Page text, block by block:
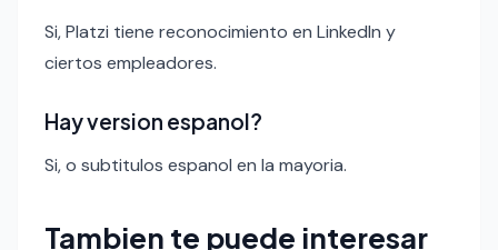
Si, Platzi tiene reconocimiento en LinkedIn y
ciertos empleadores.
Hay version espanol?
Si, o subtitulos espanol en la mayoria.
Tambien te puede interesar